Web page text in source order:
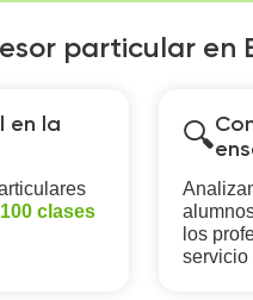
particular en
en la
clases
🔍
los
servicio